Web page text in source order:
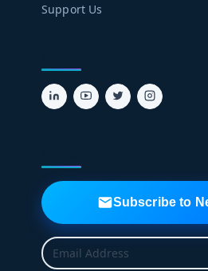
Support Us
Subscribe to